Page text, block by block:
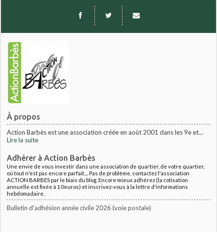
À propos
Action Barbès est une association créée en août 2001 dans les 9e et...
Lire la suite
Adhérer à Action Barbès
Une envie de vous investir dans une association de quartier, de votre quartier,
où tout n'est pas encore parfait.... Pas de problème, contactez l'association
ACTION BARBES par le biais du blog. Encore mieux adhérez (la cotisation
annuelle est fixée à 10euros) et inscrivez-vous à la lettre d'informations
hebdomadaire.
Bulletin d'adhésion année civile 2026 (voie postale)